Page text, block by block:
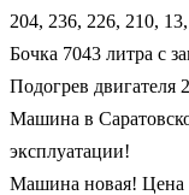
204, 236, 226, 210,
Бочка 7043 литра с
Подогрев
Машина в
эксплуатации!
Машина новая! Цена